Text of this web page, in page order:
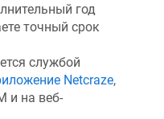
год
точный срок
службой
Netcraze,
и на веб-